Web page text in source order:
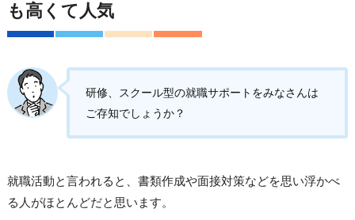
も高くて人気
研修、スクール型の就職サポートをみなさんは
ご存知でしょうか？
就職活動と言われると、書類作成や面接対策などを思い浮かべ
る人がほとんどだと思います。